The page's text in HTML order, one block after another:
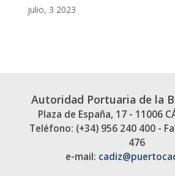
julio, 3 2023
Autoridad Portuaria de la
Plaza de España, 17 - 11006
Teléfono: (+34) 956 240 400 -
476
e-mail: